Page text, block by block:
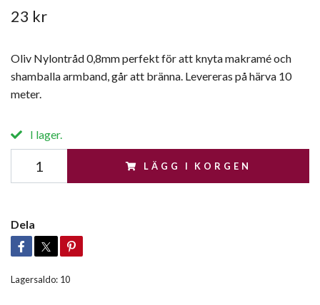
23 kr
Oliv Nylontråd 0,8mm perfekt för att knyta makramé och
shamballa armband, går att bränna. Levereras på härva 10
meter.
I lager.
LÄGG I KORGEN
Dela
Lagersaldo: 10